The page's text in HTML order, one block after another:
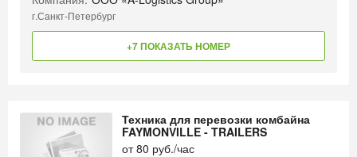
г.Санкт-Петербург
+7 ПОКАЗАТЬ НОМЕР
Техника для перевозки комбайна
FAYMONVILLE - TRAILERS
от80 руб./час